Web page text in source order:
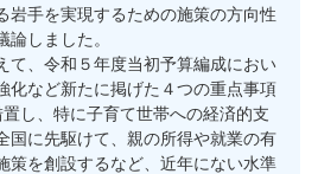
岩手を実現するための施策の方向性
しました。
、令和５年度当初予算編成におい
化など新たに掲げた４つの重点事項
し、特に子育て世帯への経済的支
国に先駆けて、親の所得や就業の有
策を創設するなど、近年にない水準